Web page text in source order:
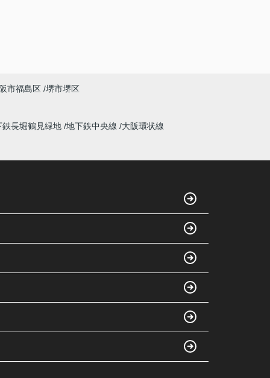
市福島区 堺市堺区
鉄長堀鶴見緑地 地下鉄中央線 大阪環状線